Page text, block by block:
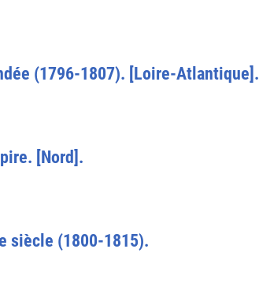
(1796-1807). [Loire-Atlantique].
[Nord].
siècle (1800-1815).